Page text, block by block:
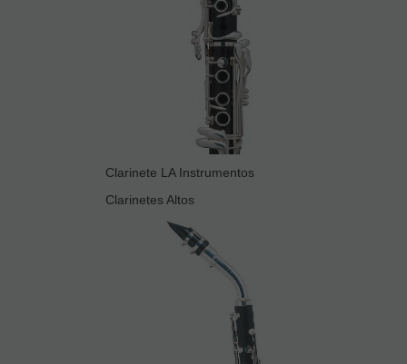
Clarinete LA Instrumentos
Clarinetes Altos